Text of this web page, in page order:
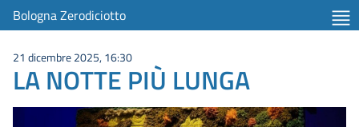
Bologna Zerodiciotto
21 dicembre 2025, 16:30
LA NOTTE PIÙ LUNGA